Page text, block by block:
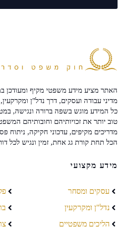
האתר מציע מידע משפטי מקיף ומעודכן
מדיני עבודה ועסקים, דרך נדל"ן
כל המידע מוגש בשפה ברורה ונגישה,
טוב יותר את זכויותיהם וחובותיהם
מדריכים מקיפים, עדכוני חקיקה, ניתוח
הכל תחת קורת גג אחת, זמין ונגיש לכל
מידע מקצועי
עסקים ומסחר
נדל"ן ומקרקעין
הליכים משפטיים